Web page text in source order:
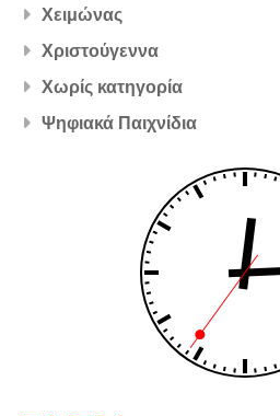
Χειμώνας
Χριστούγεννα
Χωρίς κατηγορία
Ψηφιακά Παιχνίδια